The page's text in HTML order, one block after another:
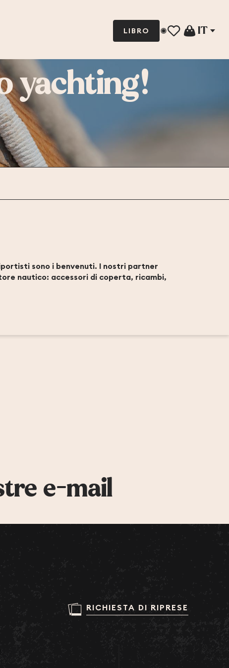
LIBRO IT
yachting!
sono i benvenuti. I nostri partner
nautico: accessori di coperta, ricambi,
e-mail
RICHIESTA DI RIPRESE